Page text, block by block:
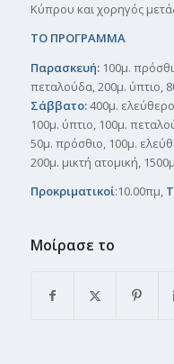
Κύπρου και χορηγός
ΤΟ ΠΡΟΓΡΑΜΜΑ
Παρασκευή:100μ.
πεταλούδα, 200μ. ύπτιο,
Σάββατο:400μ.
100μ. ύπτιο, 100μ.
50μ. πρόσθιο, 100μ.
200μ. μικτή ατομική,
Προκριµατικοί:10.00πµ,
Μοίρασε το